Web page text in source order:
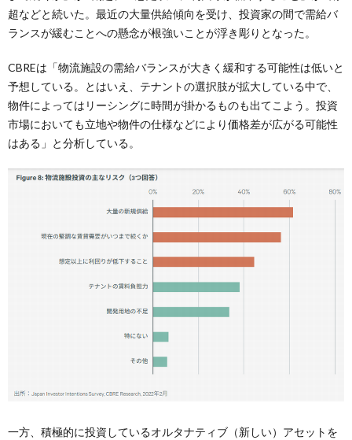
超などと続いた。最近の大量供給傾向を受け、投資家の間で需給バ
ランスが緩むことへの懸念が根強いことが浮き彫りとなった。
CBREは「物流施設の需給バランスが大きく緩和する可能性は低いと
予想している。とはいえ、テナントの選択肢が拡大している中で、
物件によってはリーシングに時間が掛かるものも出てこよう。投資
市場においても立地や物件の仕様などにより価格差が広がる可能性
はある」と分析している。
一方、積極的に投資しているオルタナティブ（新しい）アセットを